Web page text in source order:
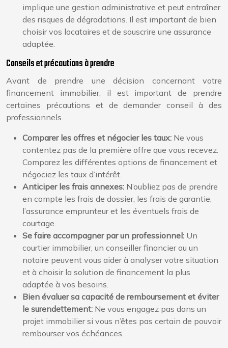
implique une gestion administrative et peut entraîner
des risques de dégradations. Il est important de bien
choisir vos locataires et de souscrire une assurance
adaptée.
Conseils et précautions à prendre
Avant de prendre une décision concernant votre
financement immobilier, il est important de prendre
certaines précautions et de demander conseil à des
professionnels.
Comparer les offres et négocier les taux: Ne vous
contentez pas de la première offre que vous recevez.
Comparez les différentes options de financement et
négociez les taux d’intérêt.
Anticiper les frais annexes: N’oubliez pas de prendre
en compte les frais de dossier, les frais de garantie,
l’assurance emprunteur et les éventuels frais de
courtage.
Se faire accompagner par un professionnel: Un
courtier immobilier, un conseiller financier ou un
notaire peuvent vous aider à analyser votre situation
et à choisir la solution de financement la plus
adaptée à vos besoins.
Bien évaluer sa capacité de remboursement et éviter
le surendettement: Ne vous engagez pas dans un
projet immobilier si vous n’êtes pas certain de pouvoir
rembourser vos échéances.